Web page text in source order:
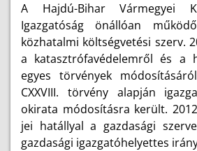
A Hajdú-Bihar Vármegyei
Igazgatóság önállóan
közhatalmi költségvetési szerv.
a katasztrófavédelemről és a
egyes törvények
CXXVIII. törvény alapján
okirata módosításra került.
jei hatállyal a gazdasági
gazdasági igazgatóhelyettes